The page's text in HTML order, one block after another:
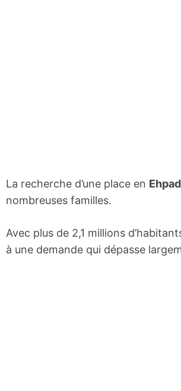
La recherche d’une place en
nombreuses familles.
Avec plus de 2,1 millions
à une demande qui dépasse